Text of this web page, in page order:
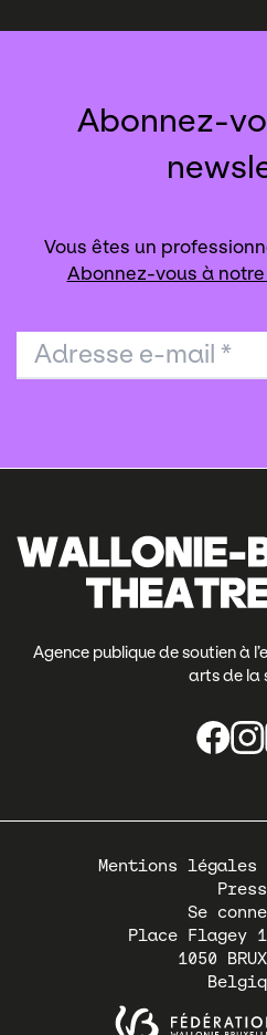
Abonnez-
Vous êtes un
Abonnez-vous à
Adresse e-mail *
Agence publique de soutien à
arts de la
Pied
Mentions
Se
Place Flagey
1050